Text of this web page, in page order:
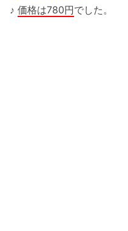
♪ 価格は780円でした。